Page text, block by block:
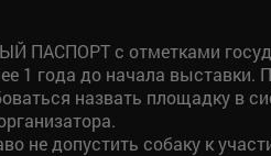
ПАСПОРТ с отметками
1 года до начала выставки.
назвать площадку в
не допустить собаку к